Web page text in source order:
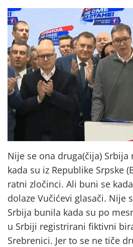
Nije se ona druga(čija)
kada su iz Republike Srpske
ratni zločinci. Ali buni se
dolaze Vučićevi glasači. Nije
Srbija bunila kada su po
u Srbiji registrirani fiktivni
Srebrenici. Jer to se ne tiče